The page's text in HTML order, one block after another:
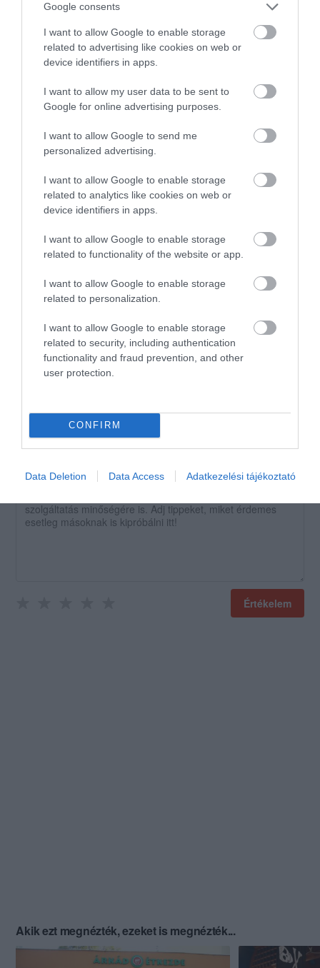
Google consents
I want to allow Google to enable storage
related to advertising like cookies on web or
device identifiers in apps.
I want to allow my user data to be sent to
Google for online advertising purposes.
I want to allow Google to send me
personalized advertising.
I want to allow Google to enable storage
related to analytics like cookies on web or
device identifiers in apps.
I want to allow Google to enable storage
related to functionality of the website or app.
I want to allow Google to enable storage
related to personalization.
I want to allow Google to enable storage
related to security, including authentication
functionality and fraud prevention, and other
user protection.
CONFIRM
Data Deletion Data Access Adatkezelési tájékoztató
5.0
Összesen 2
3
2 0
Viktória Éva Németh
finom étel, a hekk isteni, a
kilátás gyönyörű.
Egyetlen hiányossága, hogy
Sarkadi Tom
2016. Április 9.
étel
Értékelem
Akik ezt megnézték, ezeket is megnézték...